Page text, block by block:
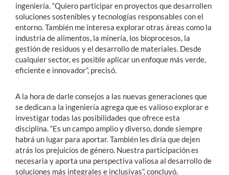
ingeniería. “Quiero participar en proyectos que desarrollen
soluciones sostenibles y tecnologías responsables con el
entorno. También me interesa explorar otras áreas como la
industria de alimentos, la minería, los bioprocesos, la
gestión de residuos y el desarrollo de materiales. Desde
cualquier sector, es posible aplicar un enfoque más verde,
eficiente e innovador”, precisó.
A la hora de darle consejos a las nuevas generaciones que
se dedican a la ingeniería agrega que es valioso explorar e
investigar todas las posibilidades que ofrece esta
disciplina. “Es un campo amplio y diverso, donde siempre
habrá un lugar para aportar. También les diría que dejen
atrás los prejuicios de género. Nuestra participación es
necesaria y aporta una perspectiva valiosa al desarrollo de
soluciones más integrales e inclusivas”, concluyó.